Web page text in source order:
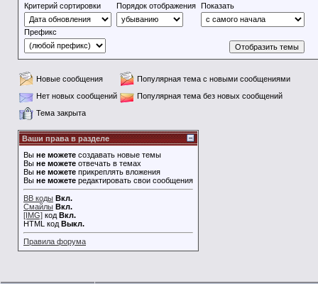
Критерий сортировки
Порядок отображения Показать
Префикс
Новые сообщения
Популярная тема с новыми сообщениями
Нет новых сообщений
Популярная тема без новых сообщений
Тема закрыта
Ваши права в разделе
Вы не можете создавать новые темы
Вы не можете отвечать в темах
Вы не можете прикреплять вложения
Вы не можете редактировать свои сообщения
BB коды Вкл.
Смайлы Вкл.
[IMG] код Вкл.
HTML код Выкл.
Правила форума